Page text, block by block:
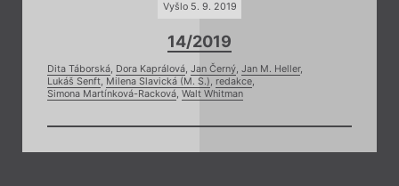
Vyšlo 5. 9. 2019
14/2019
Dita Táborská, Dora Kaprálová, Jan Černý, Jan M. Heller,
Lukáš Senft, Milena Slavická (M. S.), redakce,
Simona Martínková-Racková, Walt Whitman